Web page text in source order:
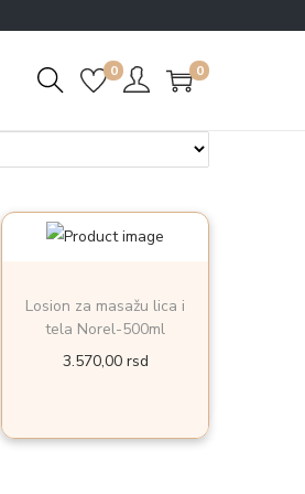
0 0
Losion za masažu lica i
tela Norel-500ml
3.570,00 rsd